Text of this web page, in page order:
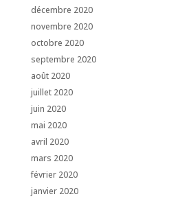
décembre 2020
novembre 2020
octobre 2020
septembre 2020
août 2020
juillet 2020
juin 2020
mai 2020
avril 2020
mars 2020
février 2020
janvier 2020